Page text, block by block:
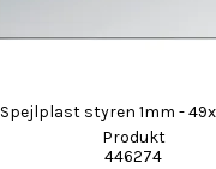
Spejlplast styren 1mm -
Produkt
446274